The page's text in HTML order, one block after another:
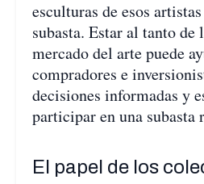
esculturas de esos
subasta. Estar al tanto de
mercado del arte puede
compradores e
decisiones informadas y
participar en una subasta
El papel de los